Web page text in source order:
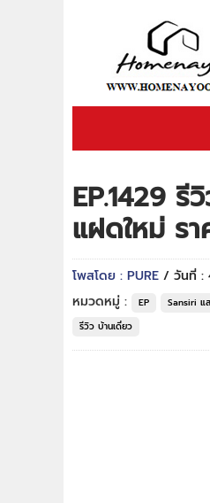
EP.1429 รี
แฝดใหม่ ร
โพสโดย : PURE / วันที่ :
หมวดหมู่ :
EP Sansiri แ
รีวิว บ้านเดี่ยว